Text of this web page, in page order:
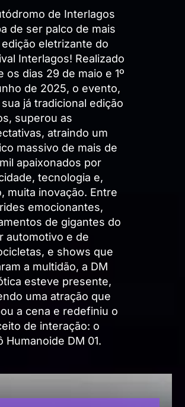
de Interlagos
de ser palco de mais
edição eletrizante do
Interlagos! Realizado
os dias 29 de maio e 1º
de 2025, o evento,
já tradicional edição
superou as
atraindo um
massivo de mais de
apaixonados por
tecnologia e,
muita inovação. Entre
emocionantes,
de gigantes do
automotivo e de
e shows que
a multidão, a DM
esteve presente,
uma atração que
a cena e redefiniu o
de interação: o
Humanoide DM 01.